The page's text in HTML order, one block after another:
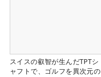
スイスの叡智が生んだTPTシ
ャフトで、ゴルフを異次元の